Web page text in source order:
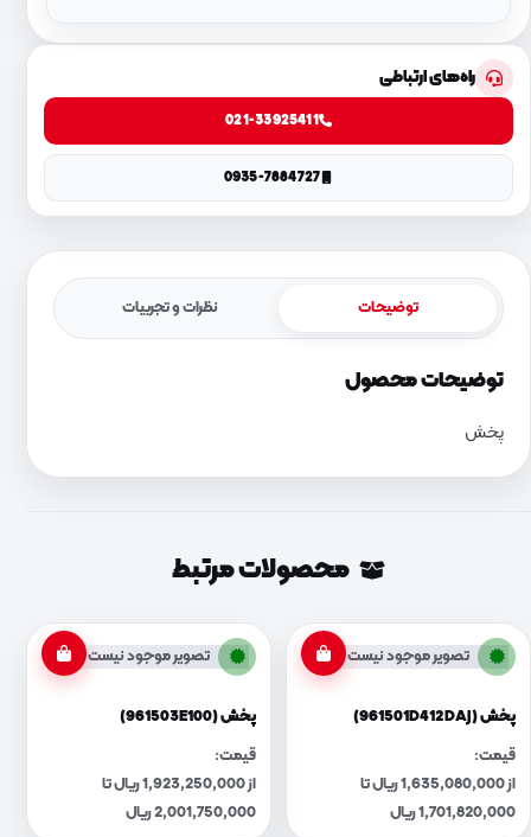
راه‌های ارتباطی
021-33925411
0935-7884727
توضیحات نظرات و تجربیات
توضیحات محصول
پخش
محصولات مرتبط
تصویر موجود نیست
پخش (961501D412DAJ)
قیمت:
از 1,635,080,000 ریال تا
1,701,820,000 ریال
تصویر موجود نیست
پخش (961503E100)
قیمت:
از 1,923,250,000 ریال تا
2,001,750,000 ریال